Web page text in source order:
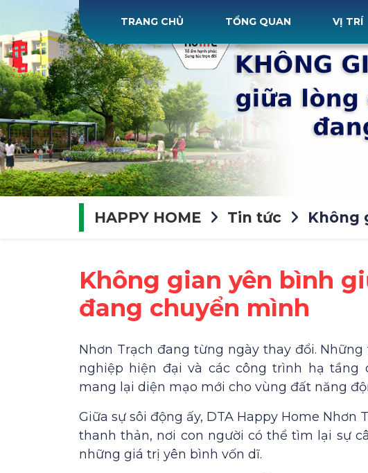
TRANG CHỦ TỔNG QUAN VỊ TRÍ
HAPPY HOME Tin tức Không
Không gian yên bình
đang chuyển mình
Nhơn Trạch đang từng ngày thay đổi.
nghiệp hiện đại và các công trình hạ
mang lại diện mạo mới cho vùng đất năng
Giữa sự sôi động ấy, DTA Happy Home
thanh thản, nơi con người có thể tìm lại sự
những giá trị yên bình vốn dĩ.